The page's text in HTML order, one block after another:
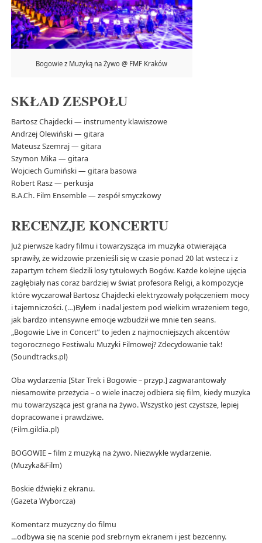
Bogowie z Muzyką na Żywo @ FMF Kraków
SKŁAD ZESPOŁU
Bartosz Chajdecki — instrumenty klawiszowe
Andrzej Olewiński — gitara
Mateusz Szemraj — gitara
Szymon Mika — gitara
Wojciech Gumiński — gitara basowa
Robert Rasz — perkusja
B.A.Ch. Film Ensemble — zespół smyczkowy
RECENZJE KONCERTU
Już pierwsze kadry filmu i towarzysząca im muzyka otwierająca
sprawiły, że widzowie przenieśli się w czasie ponad 20 lat wstecz i z
zapartym tchem śledzili losy tytułowych Bogów. Każde kolejne ujęcia
zagłębiały nas coraz bardziej w świat profesora Religi, a kompozycje
które wyczarował Bartosz Chajdecki elektryzowały połączeniem mocy
i tajemniczości. (…)Byłem i nadal jestem pod wielkim wrażeniem tego,
jak bardzo intensywne emocje wzbudził we mnie ten seans.
„Bogowie Live in Concert” to jeden z najmocniejszych akcentów
tegorocznego Festiwalu Muzyki Filmowej? Zdecydowanie tak!
(Soundtracks.pl)
Oba wydarzenia [Star Trek i Bogowie – przyp.] zagwarantowały
niesamowite przeżycia – o wiele inaczej odbiera się film, kiedy muzyka
mu towarzysząca jest grana na żywo. Wszystko jest czystsze, lepiej
dopracowane i prawdziwe.
(Film.gildia.pl)
BOGOWIE – film z muzyką na żywo. Niezwykłe wydarzenie.
(Muzyka&Film)
Boskie dźwięki z ekranu.
(Gazeta Wyborcza)
Komentarz muzyczny do filmu
…odbywa się na scenie pod srebrnym ekranem i jest bezcenny.